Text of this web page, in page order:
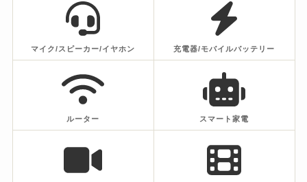
マイク/スピーカー/イヤホン 充電器/モバイルバッテリー
ルーター スマート家電